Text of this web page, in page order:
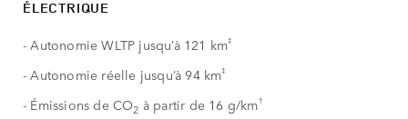
ÉLECTRIQUE
- Autonomie WLTP jusqu’à 121 km‡
- Autonomie réelle jusqu’à 94 km‡
- Émissions de CO2 à partir de 16 g/km†